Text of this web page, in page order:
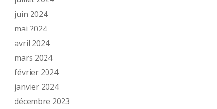
juin 2024
mai 2024
avril 2024
mars 2024
février 2024
janvier 2024
décembre 2023